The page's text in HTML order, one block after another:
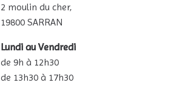
2 moulin du cher,
19800 SARRAN
Lundi au Vendredi
de 9h à 12h30
de 13h30 à 17h30